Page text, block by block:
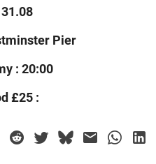
Pier
: 20:00
£25 :